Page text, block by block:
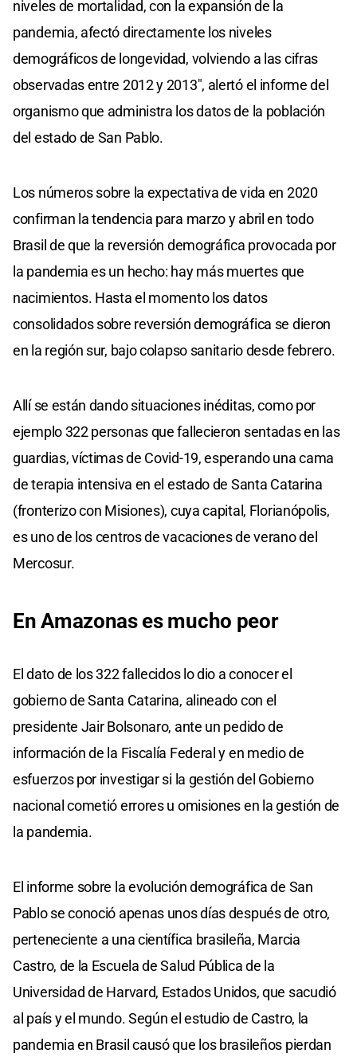
niveles de mortalidad, con la expansión de la
pandemia, afectó directamente los niveles
demográficos de longevidad, volviendo a las cifras
observadas entre 2012 y 2013", alertó el informe del
organismo que administra los datos de la población
del estado de San Pablo.
Los números sobre la expectativa de vida en 2020
confirman la tendencia para marzo y abril en todo
Brasil de que la reversión demográfica provocada por
la pandemia es un hecho: hay más muertes que
nacimientos. Hasta el momento los datos
consolidados sobre reversión demográfica se dieron
en la región sur, bajo colapso sanitario desde febrero.
Allí se están dando situaciones inéditas, como por
ejemplo 322 personas que fallecieron sentadas en las
guardias, víctimas de Covid-19, esperando una cama
de terapia intensiva en el estado de Santa Catarina
(fronterizo con Misiones), cuya capital, Florianópolis,
es uno de los centros de vacaciones de verano del
Mercosur.
En Amazonas es mucho peor
El dato de los 322 fallecidos lo dio a conocer el
gobierno de Santa Catarina, alineado con el
presidente Jair Bolsonaro, ante un pedido de
información de la Fiscalía Federal y en medio de
esfuerzos por investigar si la gestión del Gobierno
nacional cometió errores u omisiones en la gestión de
la pandemia.
El informe sobre la evolución demográfica de San
Pablo se conoció apenas unos días después de otro,
perteneciente a una científica brasileña, Marcia
Castro, de la Escuela de Salud Pública de la
Universidad de Harvard, Estados Unidos, que sacudió
al país y el mundo. Según el estudio de Castro, la
pandemia en Brasil causó que los brasileños pierdan